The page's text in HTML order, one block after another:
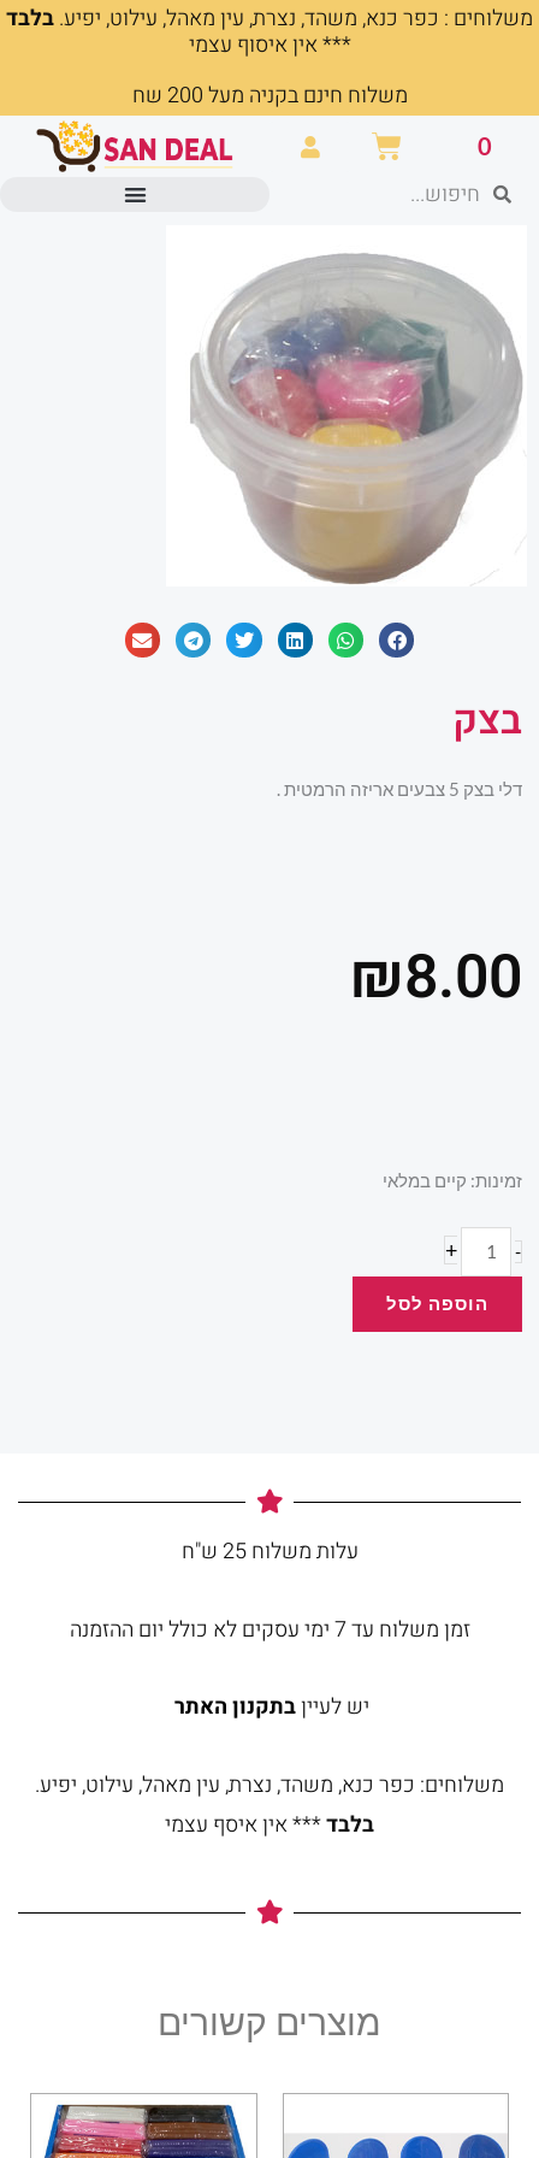
דילוג
משלוחים : כפר כנא, משהד, נצרת, עין מאהל, עילוט, יפיע.בלבד
*** אין איסוף עצמי
משלוח חינם בקניה מעל 200 שח
0 עגלת
קניות חיפושחיפוש
בצק
דלי בצק 5 צבעים אריזה הרמטית .
₪8.00
זמינות: קיים במלאי
-
כמות
בצק
+
הוספה לסל
עלות משלוח 25 ש"ח
זמן משלוח עד 7 ימי עסקים לא כולל יום ההזמנה
יש לעייןבתקנון האתר
משלוחים: כפר כנא, משהד, נצרת, עין מאהל, עילוט, יפיע.
בלבד*** אין איסף עצמי
מוצרים קשורים
זה